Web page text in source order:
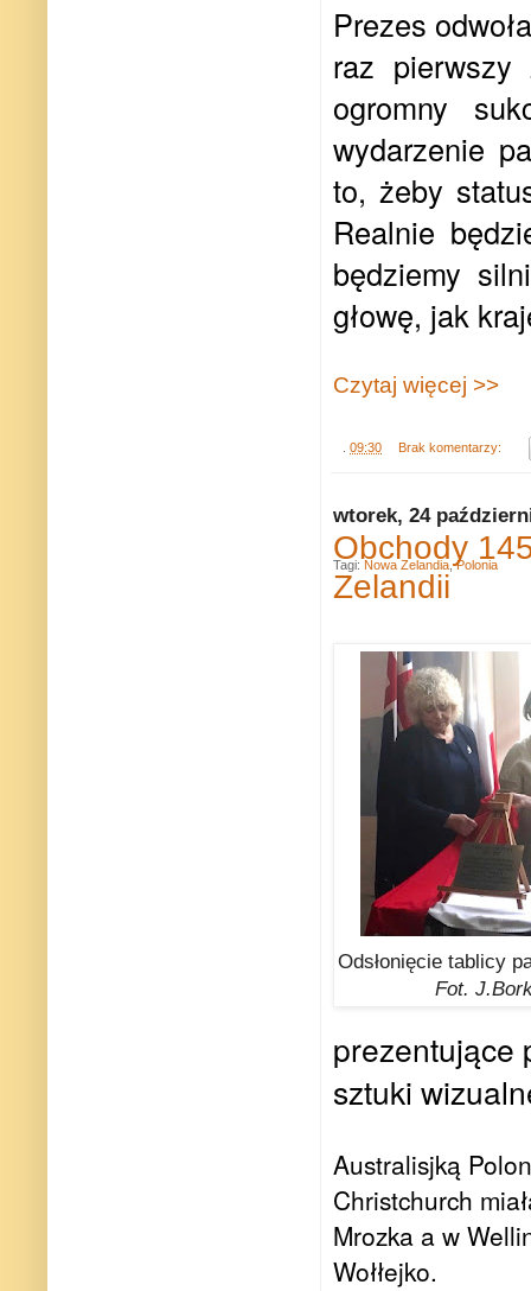
Prezes
raz pierwszy
ogromny
wydarzenie
to, żeby
Realnie
będziemy
głowę, jak
Czytaj więcej >>
09:30 Brak komentarzy:
wtorek, 24
Obchody
Zelandii
Odsłonięcie tablicy
Fot.
prezentujące
sztuki
Australisjką
Christchurch
Mrozka a w
Wołłejko.
Tagi: Nowa Zelandia ,Polonia